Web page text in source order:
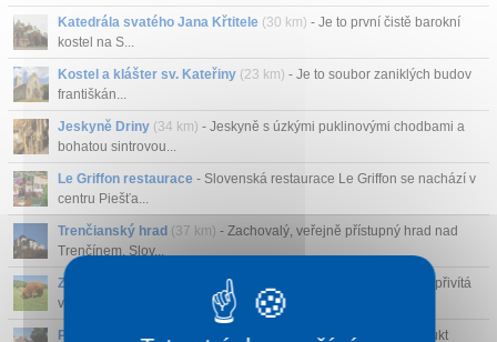
Katedrála svatého Jana Křtitele (30 km) - Je to první čistě barokní
kostel na S...
Kostel a klášter sv. Kateřiny (23 km) - Je to soubor zaniklých budov
františkán...
Jeskyně Driny (34 km) - Jeskyně s úzkými puklinovými chodbami a
bohatou sintrovou...
Le Griffon restaurace - Slovenská restaurace Le Griffon se nachází v
centru Piešťa...
Trenčianský hrad (37 km) - Zachovalý, veřejně přístupný hrad nad
Trenčínem. Slov...
Zoo farma Modrová
- Když si půjdete koupit vstupenky, přivítá
vás ťava kte...
Park miniatur (11 km) - Park miniatur v Podolí je unikátní produkt